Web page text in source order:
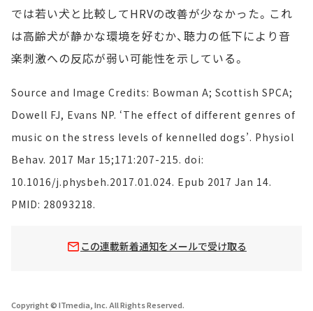
では若い犬と比較してHRVの改善が少なかった。これ
は高齢犬が静かな環境を好むか、聴力の低下により音
楽刺激への反応が弱い可能性を示している。
Source and Image Credits: Bowman A; Scottish SPCA;
Dowell FJ, Evans NP. ‘The effect of different genres of
music on the stress levels of kennelled dogs’. Physiol
Behav. 2017 Mar 15;171:207-215. doi:
10.1016/j.physbeh.2017.01.024. Epub 2017 Jan 14.
PMID: 28093218.
この連載新着通知をメールで受け取る
Copyright © ITmedia, Inc. All Rights Reserved.